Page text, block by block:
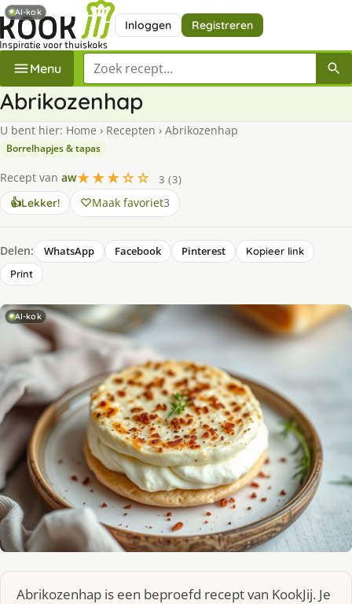
Inloggen Registreren
Menu Zoek een recept
Abrikozenhap
U bent hier: Home › Recepten › Abrikozenhap
Borrelhapjes & tapas
Recept van aw★★★☆☆
3 (3)
👍Lekker! Maak favoriet3
Delen: WhatsApp Facebook Pinterest
Kopieer link
Print
AI-kok
Abrikozenhap is een beproefd recept van KookJij. Je
AI-kok